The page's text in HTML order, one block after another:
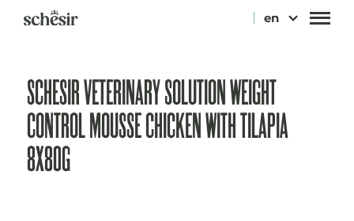
en
SCHESIR VETERINARY SOLUTION WEIGHT
CONTROL MOUSSE CHICKEN WITH TILAPIA
8X80G